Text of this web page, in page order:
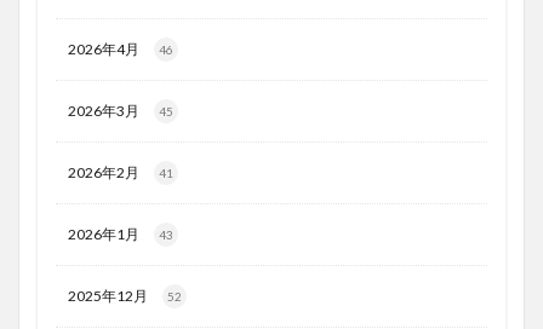
2026年4月 46
2026年3月 45
2026年2月 41
2026年1月 43
2025年12月 52